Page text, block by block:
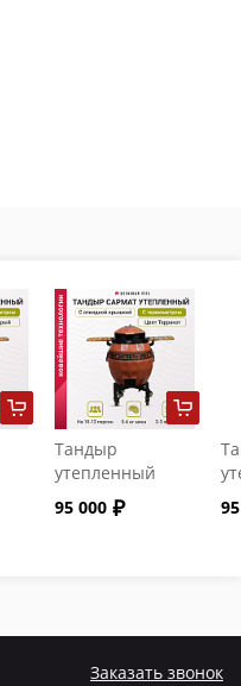
Тандыр
утепленный
"Сармат" с
откидной
95 000
Заказать звонок